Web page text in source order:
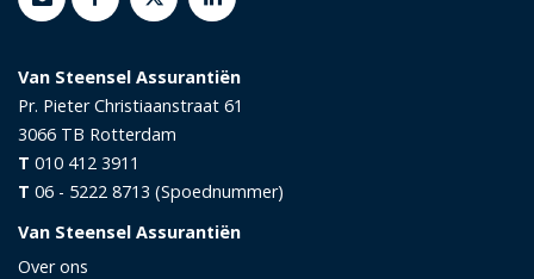
Van Steensel Assurantiën
Pr. Pieter Christiaanstraat 61
3066 TB Rotterdam
T 010 412 3911
T 06 - 5222 8713 (Spoednummer)
Van Steensel Assurantiën
Over ons